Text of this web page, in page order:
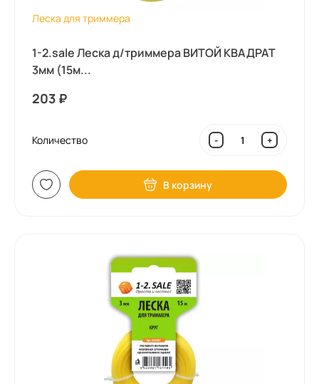
Леска для триммера
1-2.sale Леска д/триммера ВИТОЙ КВАДРАТ
3мм (15м...
203 ₽
Количество - +
В корзину